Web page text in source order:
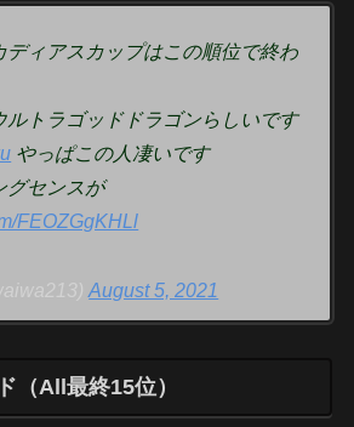
ディアスカップはこの順位で終わ
ルトラゴッドドラゴンらしいです
やっぱこの人凄いです
グセンスが
FEOZGgKHLl
August 5, 2021
（All最終15位）